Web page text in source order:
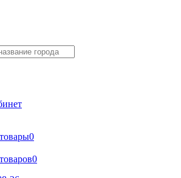
0
0